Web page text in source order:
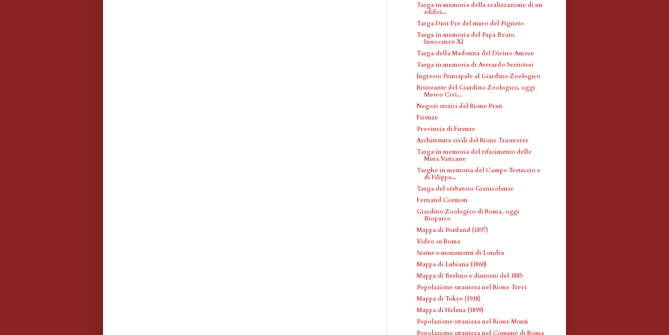
Targa in memoria della realizzazione di un
edifici...
Targa Dust Eye del muro del Pigneto
Targa in memoria del Papa Beato
Innocenzo XI
Targa della Madonna del Divino Amore
Targa in memoria di Averardo Serristori
Ingresso Principale al Giardino Zoologico
Ristorante del Giardino Zoologico, oggi
Museo Civi...
Negozi storici del Rione Prati
Firenze
Provincia di Firenze
Architetture civili del Rione Trastevere
Targa in memoria del rifacimento delle
Mura Vaticane
Targhe in memoria del Campo Testaccio e
di Filippo...
Targa del serbatoio Gianicolense
Fernand Cormon
Giardino Zoologico di Roma, oggi
Bioparco
Mappa di Portland (1897)
Video su Roma
Statue e monumenti di Londra
Mappa di Lubiana (1860)
Mappa di Berlino e dintorni del 1885
Popolazione straniera nel Rione Trevi
Mappa di Tokyo (1918)
Mappa di Helena (1899)
Popolazione straniera nel Rione Monti
Popolazione straniera nel Comune di Roma